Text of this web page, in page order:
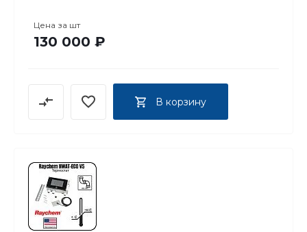
Цена за шт
130 000 ₽
В корзину